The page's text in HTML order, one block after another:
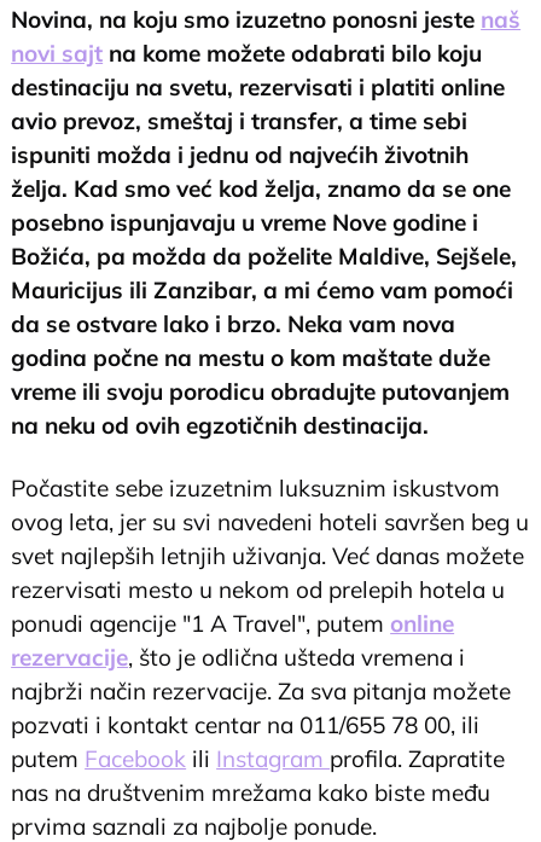
Novina, na koju smo izuzetno ponosni jeste naš
novi sajt na kome možete odabrati bilo koju
destinaciju na svetu, rezervisati i platiti online
avio prevoz, smeštaj i transfer, a time sebi
ispuniti možda i jednu od najvećih životnih
želja. Kad smo već kod želja, znamo da se one
posebno ispunjavaju u vreme Nove godine i
Božića, pa možda da poželite Maldive, Sejšele,
Mauricijus ili Zanzibar, a mi ćemo vam pomoći
da se ostvare lako i brzo. Neka vam nova
godina počne na mestu o kom maštate duže
vreme ili svoju porodicu obradujte putovanjem
na neku od ovih egzotičnih destinacija.
Počastite sebe izuzetnim luksuznim iskustvom
ovog leta, jer su svi navedeni hoteli savršen beg u
svet najlepših letnjih uživanja. Već danas možete
rezervisati mesto u nekom od prelepih hotela u
ponudi agencije "1 A Travel", putem online
rezervacije, što je odlična ušteda vremena i
najbrži način rezervacije. Za sva pitanja možete
pozvati i kontakt centar na 011/655 78 00, ili
putem Facebook ili Instagram profila. Zapratite
nas na društvenim mrežama kako biste među
prvima saznali za najbolje ponude.